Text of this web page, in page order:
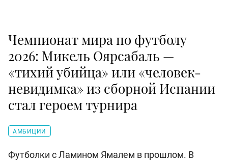
Чемпионат мира по футболу
2026: Микель Оярсабаль —
«тихий убийца» или «человек-
невидимка» из сборной Испании
стал героем турнира
АМБИЦИИ
Футболки с Ламином Ямалем в прошлом. В